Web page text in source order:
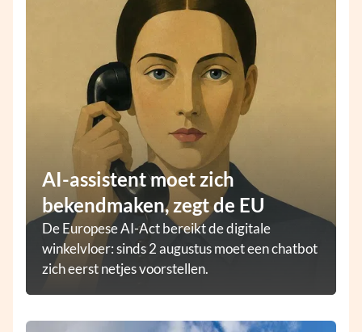
AI-assistent moet zich
bekendmaken, zegt de EU
De Europese AI-Act bereikt de digitale
winkelvloer: sinds 2 augustus moet een chatbot
zich eerst netjes voorstellen.